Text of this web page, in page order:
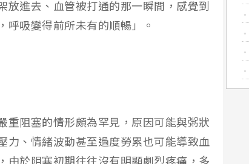
放進去、血管被打通的那一瞬間，感覺到
呼吸變得前所未有的順暢」。
重阻塞的情形頗為罕見，原因可能與粥狀
力、情緒波動甚至過度勞累也可能導致血
由於阻塞初期往往沒有明顯劇烈疼痛，多